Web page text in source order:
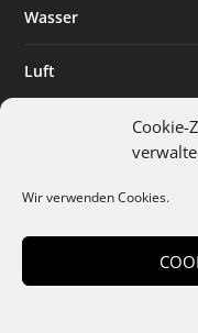
Cookie-
Wir verwenden Cookies.
Wasser
Luft
Digitalisierung